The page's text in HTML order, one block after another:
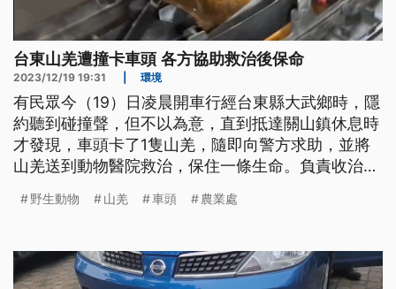
台東山羌遭撞卡車頭 各方協助救治後保命
2023/12/19 19:31 環境
有民眾今（19）日凌晨開車行經台東縣大武鄉時，隱
約聽到碰撞聲，但不以為意，直到抵達關山鎮休息時
才發現，車頭卡了1隻山羌，隨即向警方求助，並將
山羌送到動物醫院救治，保住一條生命。負責收治山
棲地，不時有動物誤闖公路遭撞擊意外，提醒民眾行
野生動物 山羌 車頭 農業處